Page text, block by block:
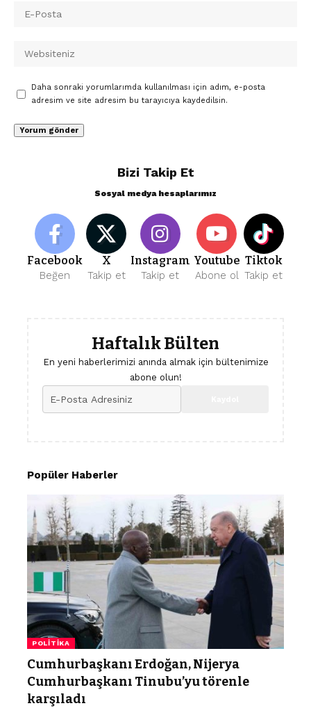
Daha sonraki yorumlarımda kullanılması için adım, e-posta
adresim ve site adresim bu tarayıcıya kaydedilsin.
Bizi Takip Et
Sosyal medya hesaplarımız
Facebook
Beğen
X
Takip et
Instagram
Takip et
Youtube
Abone ol
Tiktok
Takip et
Haftalık Bülten
En yeni haberlerimizi anında almak için bültenimize
abone olun!
Popüler Haberler
POLITIKA
Cumhurbaşkanı Erdoğan, Nijerya
Cumhurbaşkanı Tinubu’yu törenle
karşıladı